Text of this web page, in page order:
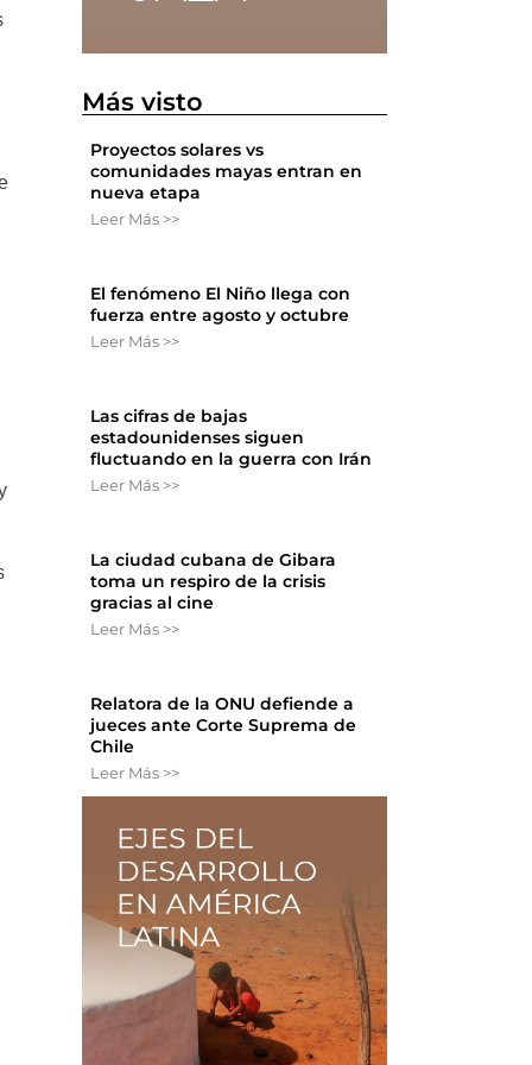
Más visto
Proyectos solares vs
comunidades mayas entran en
nueva etapa
Leer Más >>
El fenómeno El Niño llega con
fuerza entre agosto y octubre
Leer Más >>
Las cifras de bajas
estadounidenses siguen
fluctuando en la guerra con Irán
Leer Más >>
La ciudad cubana de Gibara
toma un respiro de la crisis
gracias al cine
Leer Más >>
Relatora de la ONU defiende a
jueces ante Corte Suprema de
Chile
Leer Más >>